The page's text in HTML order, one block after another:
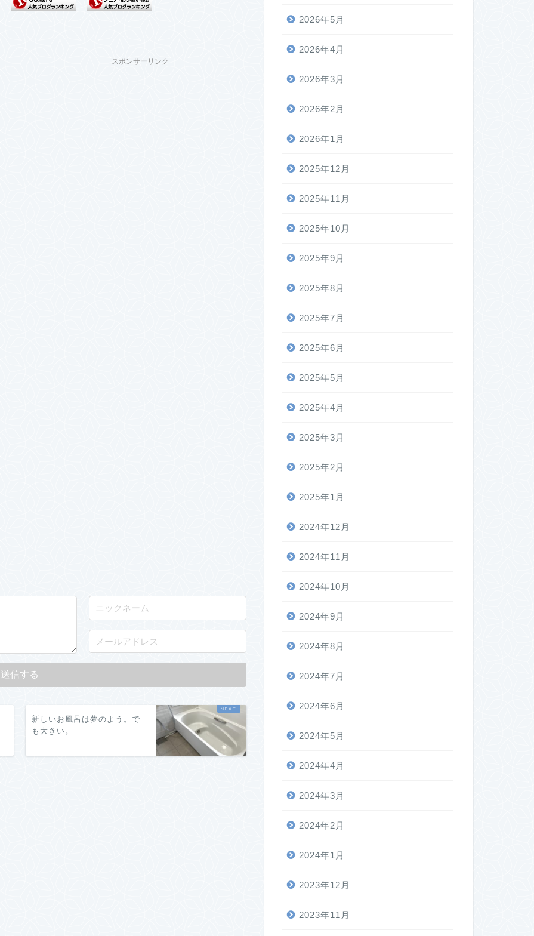
スポンサーリンク
新しいお風呂は夢のよう。で
も大きい。
2026年5月
2026年4月
2026年3月
2026年2月
2026年1月
2025年12月
2025年11月
2025年10月
2025年9月
2025年8月
2025年7月
2025年6月
2025年5月
2025年4月
2025年3月
2025年2月
2025年1月
2024年12月
2024年11月
2024年10月
2024年9月
2024年8月
2024年7月
2024年6月
2024年5月
2024年4月
2024年3月
2024年2月
2024年1月
2023年12月
2023年11月